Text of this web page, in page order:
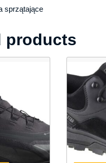
sprzątające
products